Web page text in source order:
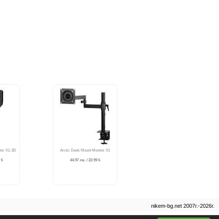
X1-3D
€
Arctic Desk Mount Monitor X1
44.97 лв. / 22.99 €
nikem-bg.net 2007г.-2026г.